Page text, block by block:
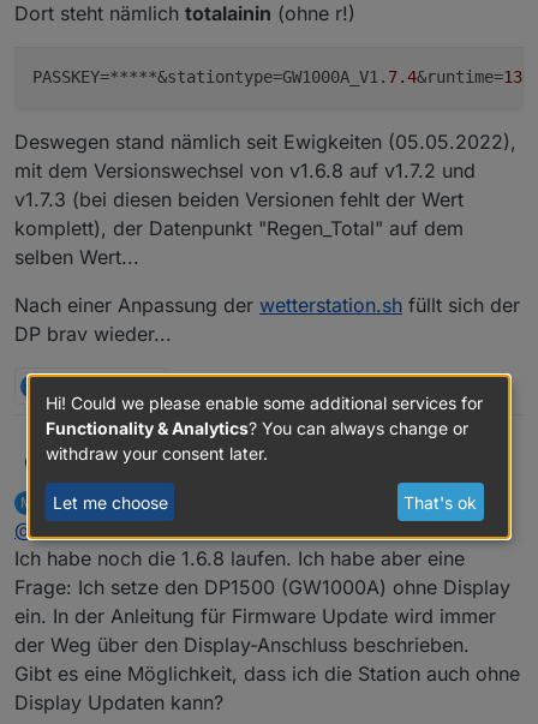
Dort steht nämlich totalainin (ohne r!)
PASSKEY=*****&stationtype=GW1000A_V1. 7.4&runtime=
Deswegen stand nämlich seit Ewigkeiten (05.05.2022),
mit dem Versionswechsel von v1.6.8 auf v1.7.2 und
v1.7.3 (bei diesen beiden Versionen fehlt der Wert
komplett), der Datenpunkt "Regen_Total" auf dem
selben Wert...
Nach einer Anpassung der wetterstation.sh füllt sich der
DP brav wieder...
M
BoronsbruderHat irgendjemand noch einen Froggit DP1500
(GW1000A_PRO) mit der Firmware 1.7.4 am
laufen?
Wenn ja, bitte mal die gesendeten Daten prüfen.
totalrainin -> Dort steht nämlichtotalainin
(ohne r!)
Deswegen stand nämlich seit Ewigkeiten
(05.05.2022), mit dem Versionswechsel von
v1.6.8 auf v1.7.2 und v1.7.3 (bei diesen beiden
Versionen fehlt der Wert komplett), der
Datenpunkt "Regen_Total" auf dem selben
Wert...
Nach einer Anpassung der wetterstation.sh
sich der DP brav wieder...
M
Offline
MartyBrwrote on
last edited by
@ boronsbruder
Ich habe noch die 1.6.8 laufen. Ich habe aber eine
Frage: Ich setze den DP1500 (GW1000A) ohne Display
ein. In der Anleitung für Firmware Update wird immer
der Weg über den Display-Anschluss beschrieben.
Gibt es eine Möglichkeit, dass ich die Station auch ohne
Display Updaten kann?
Hi! Could we please enable some additional services for
Functionality & Analytics? You can always change or
withdraw your consent later.
Let me choose That's ok